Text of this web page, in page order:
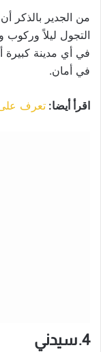
من الجدير بالذكر
التجول ليلاً وركوب
في أي مدينة كبيرة
في أمان.
اقرأ أيضا: تعرف على
4. سيدني